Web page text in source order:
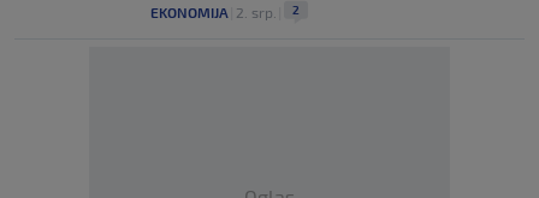
EKONOMIJA 2. srp. 2